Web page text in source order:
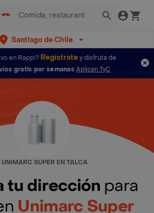
Santiago de Chile
en Rappi? Regístratey disfruta de
gratis por semanas Aplican TyC
UNIMARC SUPER EN TALCA
tu dirección para
Unimarc Super